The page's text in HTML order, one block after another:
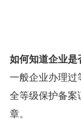
如何知道企业是
一般企业办理过
全等级保护备案
章。